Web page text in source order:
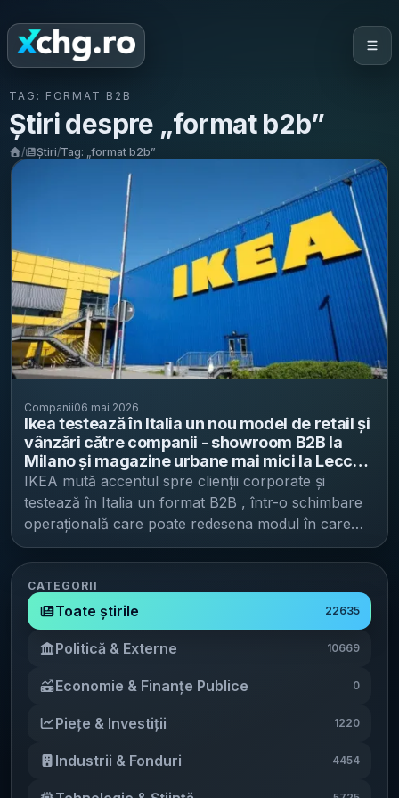
TAG: FORMAT B2B
Știri despre „format b2b”
/ Știri/Tag: „format b2b”
Companii06 mai 2026
Ikea testează în Italia un nou model de retail și
vânzări către companii - showroom B2B la
Milano și magazine urbane mai mici la Lecce
și Perugia
IKEA mută accentul spre clienții corporate și
testează în Italia un format B2B , într-o schimbare
operațională care poate redesena modul în care
grupul își crește vânzările pe piețele mature,
potrivit Libertatea . Italia devine prima piață unde
sunt pilotate atât o zonă dedicată companiilor, cât și
magazine urbane mai mici, apropiate de clienți.
Italia, piață-pilot pentru B2B și magazine de
proximitate Planul include deschiderea, în toamnă,
Carugate, a declarat CEO-ul Ikea Italia, Alpaslan
Deliloglu , într-un interviu pentru Corriere della
Sera (link în sursa citată). Spațiul va fi dedicat
exclusiv soluțiilor pentru firme. În paralel,
CATEGORII
Toate știrile 22635
Politică & Externe 10669
Economie & Finanțe Publice 0
Piețe & Investiții 1220
Industrii & Fonduri 4454